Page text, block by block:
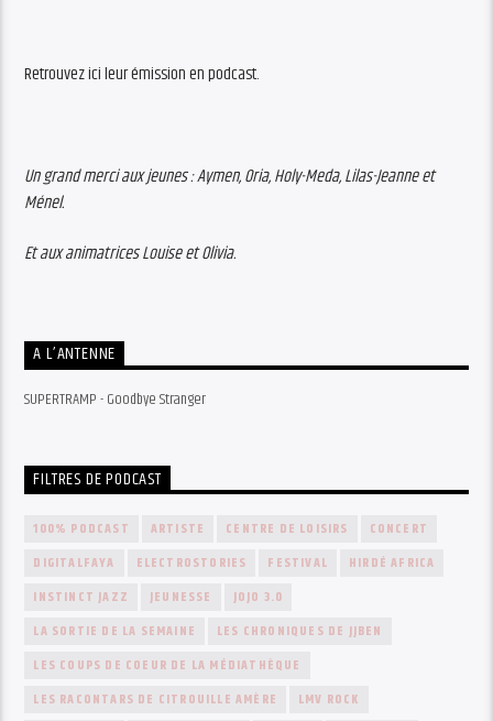
Retrouvez ici leur émission en podcast.
Un grand merci aux jeunes : Aymen, Oria, Holy-Meda, Lilas-Jeanne et
Ménel.
Et aux animatrices Louise et Olivia.
A L’ANTENNE
SUPERTRAMP - Goodbye Stranger
FILTRES DE PODCAST
100% PODCAST ARTISTE CENTRE DE LOISIRS
CONCERT
DIGITALFAYA
ELECTROSTORIES FESTIVAL
HIRDÉ AFRICA
INSTINCT JAZZ
JEUNESSE
JOJO 3.0
LA SORTIE DE LA SEMAINE
LES CHRONIQUES DE JJBEN
LES COUPS DE COEUR DE LA MÉDIATHÈQUE
LES RACONTARS DE CITROUILLE AMÈRE
LMV ROCK